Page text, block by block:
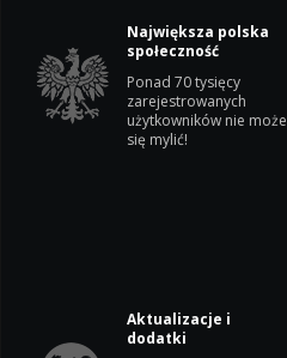
Największa polska
społeczność
Ponad 70 tysięcy
zarejestrowanych
użytkowników nie może
się mylić!
Aktualizacje i
dodatki